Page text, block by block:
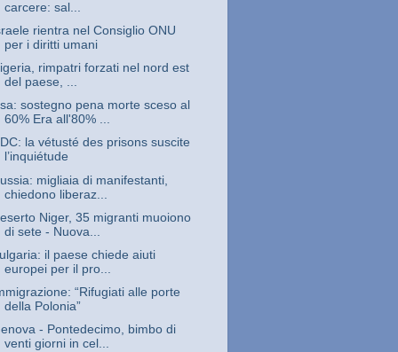
carcere: sal...
rientra nel Consiglio ONU
per i diritti umani
rimpatri forzati nel nord est
del paese, ...
sostegno pena morte sceso al
60% Era all'80% ...
la vétusté des prisons suscite
l’inquiétude
migliaia di manifestanti,
chiedono liberaz...
Niger, 35 migranti muoiono
di sete - Nuova...
il paese chiede aiuti
europei per il pro...
“Rifugiati alle porte
della Polonia”
- Pontedecimo, bimbo di
venti giorni in cel...